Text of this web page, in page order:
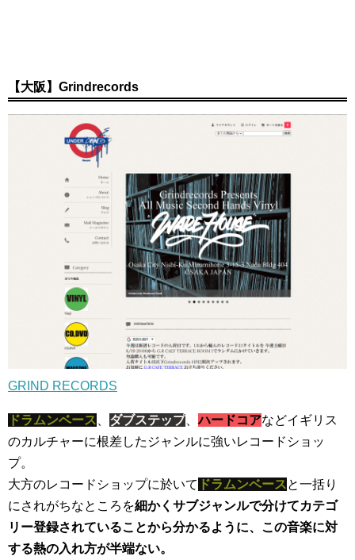
【大阪】Grindrecords
GRIND RECORDS
ドラムンベース ダブステップ 、ハードコアなどイギリス
のカルチャーに根差したジャンルに強いレコードショッ
プ。
大方のレコードショップに於いて ドラムンベース と一括り
にされがちなところを細かくサブジャンルで分けてカテゴ
リー登録されていることから分かるように、この音楽に対
する熱の入れ方が半端ない。